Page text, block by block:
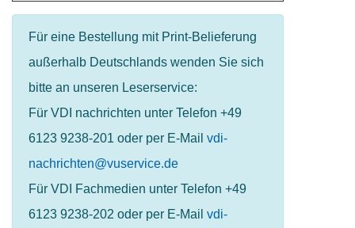
Für eine Bestellung mit Print-Belieferung
außerhalb Deutschlands wenden Sie sich
bitte an unseren Leserservice:
Für VDI nachrichten unter Telefon +49
6123 9238-201 oder per E-Mail vdi-
nachrichten@vuservice.de
Für VDI Fachmedien unter Telefon +49
6123 9238-202 oder per E-Mail vdi-